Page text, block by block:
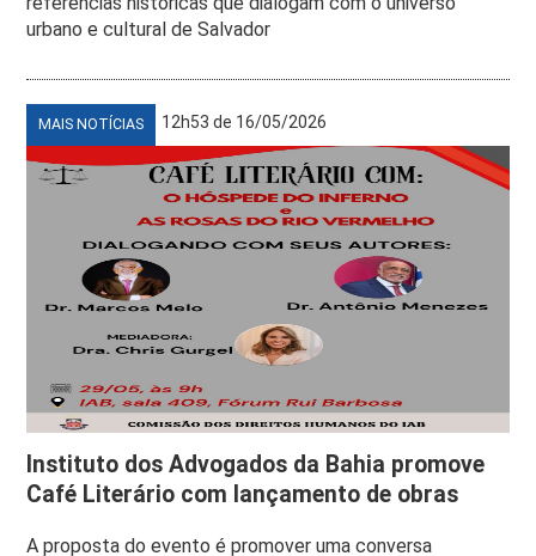
urbano e cultural de Salvador
MAIS NOTÍCIAS 12h53 de 16/05/2026
Instituto dos Advogados da Bahia promove
Café Literário com lançamento de obras
A proposta do evento é promover uma conversa